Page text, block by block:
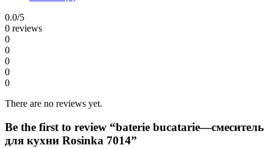
0.0/5
0 reviews
0
0
0
0
0
There are no reviews yet.
Be the first to review “baterie bucatarie—смеситель
для кухни Rosinka 7014”